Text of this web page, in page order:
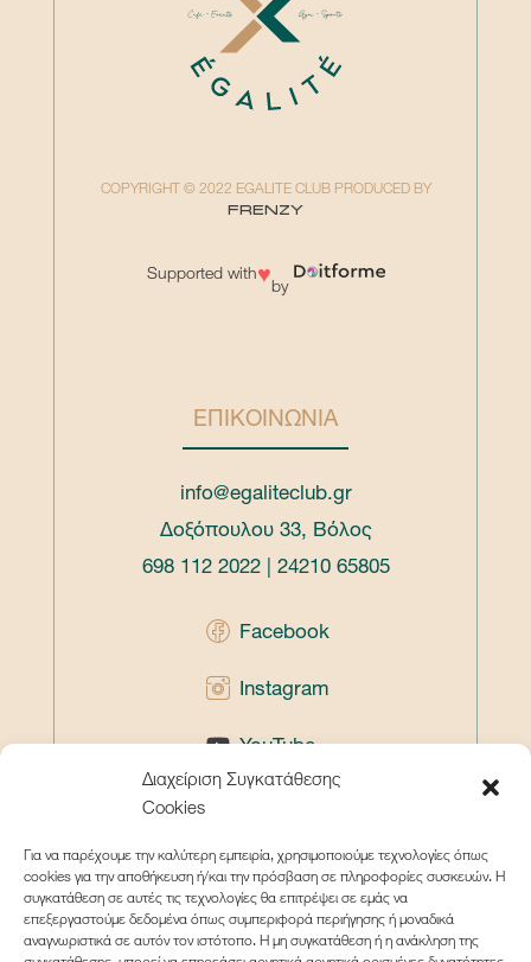
Διαχείριση Συγκατάθεσης
Cookies
Για να παρέχουμε την καλύτερη εμπειρία, χρησιμοποιούμε τεχνολογίες όπως
cookies για την αποθήκευση ή/και την πρόσβαση σε πληροφορίες συσκευών. Η
συγκατάθεση σε αυτές τις τεχνολογίες θα επιτρέψει σε εμάς να
επεξεργαστούμε δεδομένα όπως συμπεριφορά περιήγησης ή μοναδικά
αναγνωριστικά σε αυτόν τον ιστότοπο. Η μη συγκατάθεση ή η ανάκληση της
EGALITE EXPERIENCE
ΓΉΠΕΔΑ
COPYRIGHT © 2022 EGALITE CLUB PRODUCED BY
FRENZY
Supported with♥by
ΕΠΙΚΟΙΝΩΝΙΑ
info@egaliteclub.gr
Δοξόπουλου 33, Βόλος
698 112 2022 | 24210 65805
Facebook
Instagram
YouTube
TikTok